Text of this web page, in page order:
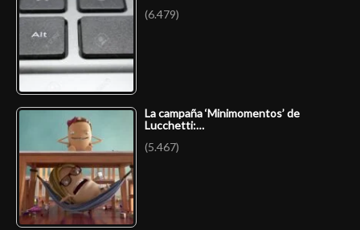
(6.479)
La campaña ‘Minimomentos’ de
Lucchetti:…
(5.467)